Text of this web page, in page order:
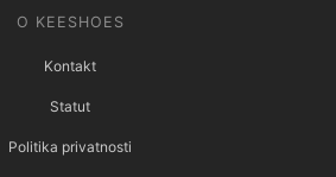
O KEESHOES
Kontakt
Statut
Politika privatnosti